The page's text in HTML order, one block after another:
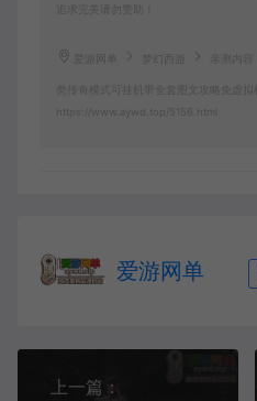
追求完美请勿赞助！
爱游网单 梦幻西游 亲测内容
类传奇模式可挂机带全套图文攻略免虚拟
https://www.aywd.top/5156.html
爱游网单
上一篇：